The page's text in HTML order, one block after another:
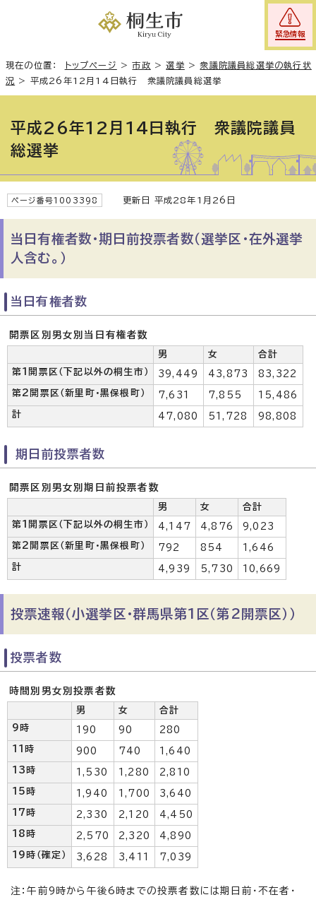
緊急情報
現在の位置： トップページ >市政 >選挙 >衆議院議員総選挙の執行状
況
> 平成26年12月14日執行 衆議院議員総選挙
平成26年12月14日執行 衆議院議員
総選挙
ページ番号1003398 更新日 平成28年1月26日
当日有権者数・期日前投票者数（選挙区・在外選挙
人含む。）
当日有権者数
開票区別男女別当日有権者数
男 女
合計
第1開票区（下記以外の桐生市）
39,449 43,873 83,322
第2開票区（新里町・黒保根町） 7,631 7,855 15,486
計 47,080 51,728 98,808
期日前投票者数
開票区別男女別期日前投票者数
男 女
合計
第1開票区（下記以外の桐生市）
4,147 4,876 9,023
第2開票区（新里町・黒保根町） 792 854 1,646
計 4,939 5,730 10,669
投票速報（小選挙区・群馬県第1区（第2開票区））
投票者数
時間別男女別投票者数
男 女
合計
9時
190 90 280
11時 900 740 1,640
13時 1,530 1,280 2,810
15時 1,940 1,700 3,640
17時 2,330 2,120 4,450
18時 2,570 2,320 4,890
19時（確定） 3,628 3,411 7,039
注：午前9時から午後6時までの投票者数には期日前・不在者・